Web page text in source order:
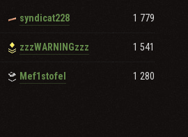
syndicat228 1 779
zzzWARNINGzzz 1 541
Mef1stofel 1 280